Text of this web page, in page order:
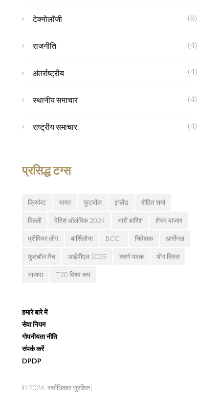
टेक्नोलॉजी (8)
राजनीति (4)
अंतर्राष्ट्रीय (4)
स्थानीय समाचार (4)
राष्ट्रीय समाचार (4)
प्रसिद्ध टग्स
क्रिकेट भारत फुटबॉल इंग्लैंड रोहित शर्मा
दिल्ली पेरिस ओलंपिक 2024 भारी बारिश शेयर बाजार
प्रीमियर लीग बार्सिलोना BCCI निवेशक आर्सेनल
फुटबॉल मैच आईपीएल 2025 स्वर्ण पदक योग दिवस
भाजपा T20 विश्व कप
हमारे बारे में
सेवा नियम
गोपनीयता नीति
संपर्क करें
DPDP
© 2026. सर्वाधिकार सुरक्षित|